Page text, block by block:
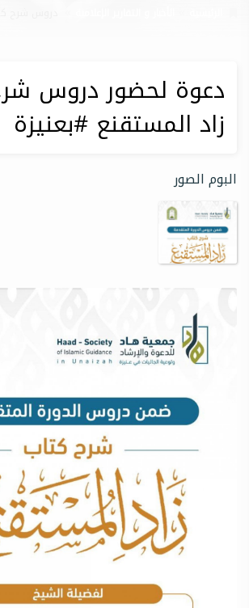
دعوة لحضور دروس
زاد المستقنع #بعنيزة
البوم الصور